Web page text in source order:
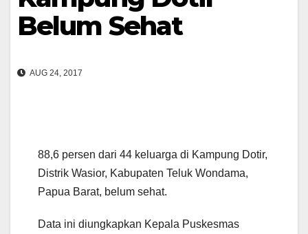
Belum Sehat
AUG 24, 2017
88,6 persen dari 44 keluarga di Kampung Dotir,
Distrik Wasior, Kabupaten Teluk Wondama,
Papua Barat, belum sehat.
Data ini diungkapkan Kepala Puskesmas